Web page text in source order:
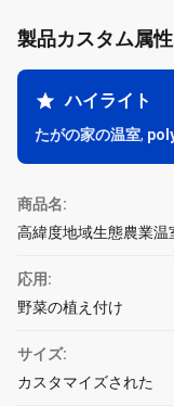
製品カスタム属性
ハイライト
たがの家の温室,
商品名:
高緯度地域生態農業温
応用:
野菜の植え付け
サイズ:
カスタマイズされた